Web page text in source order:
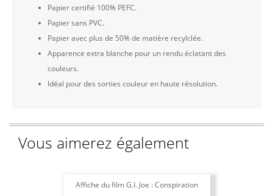
Papier certifié 100% PEFC.
Papier sans PVC.
Papier avec plus de 50% de matière recylclée.
Apparence extra blanche pour un rendu éclatant des
couleurs.
Idéal pour des sorties couleur en haute résolution.
Vous aimerez également
Affiche du film G.I. Joe : Conspiration